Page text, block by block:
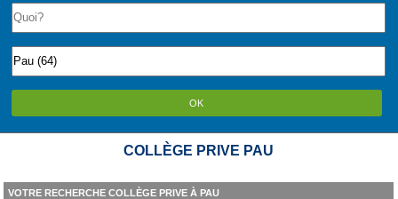
OK
COLLÈGE PRIVE PAU
VOTRE RECHERCHE COLLÈGE PRIVE À PAU